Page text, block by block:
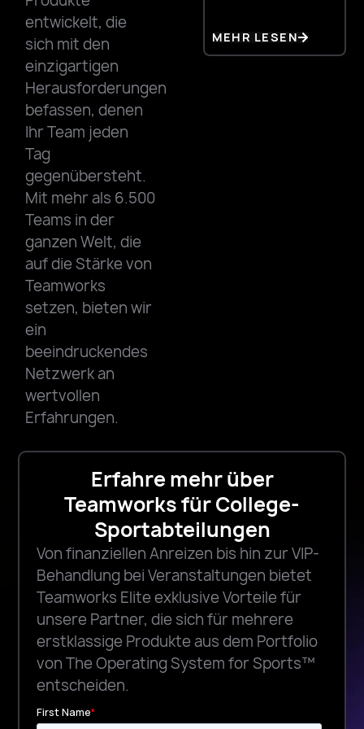
entwickelt, die
sich mit den
einzigartigen
Herausforderungen
befassen, denen
Ihr Team jeden
Tag
gegenübersteht.
Mit mehr als 6.500
Teams in der
ganzen Welt, die
auf die Stärke von
Teamworks
setzen, bieten wir
ein
beeindruckendes
Netzwerk an
wertvollen
Erfahrungen.
MEHR LESEN
Erfahre mehr über
Teamworks für College-
Sportabteilungen
Von finanziellen Anreizen bis hin zur VIP-
Behandlung bei Veranstaltungen bietet
Teamworks Elite exklusive Vorteile für
unsere Partner, die sich für mehrere
erstklassige Produkte aus dem Portfolio
von The Operating System for Sports™
entscheiden.